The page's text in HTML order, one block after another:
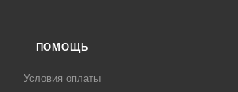
ПОМОЩЬ
Условия оплаты